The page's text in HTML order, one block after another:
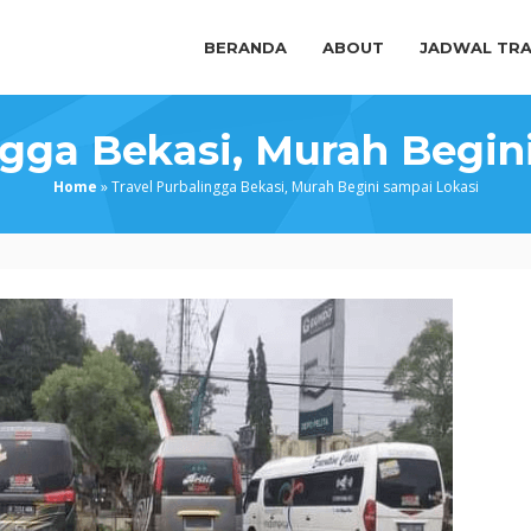
BERANDA ABOUT JADWAL
Bekasi, Murah
Home »Travel Purbalingga Bekasi, Murah Begini sampai Lokasi